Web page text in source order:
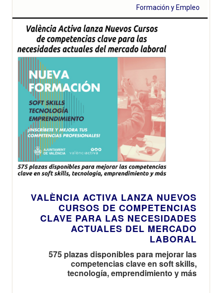
Formación y Empleo
VALÈNCIA ACTIVA LANZA NUEVOS
CURSOS DE COMPETENCIAS
CLAVE PARA LAS NECESIDADES
ACTUALES DEL MERCADO
LABORAL
575 plazas disponibles para mejorar las
competencias clave en soft skills,
tecnología, emprendimiento y más